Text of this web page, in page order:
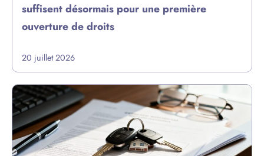
suffisent désormais pour une première
ouverture de droits
20 juillet 2026